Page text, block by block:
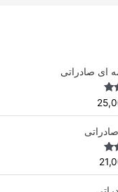
ای صادراتی